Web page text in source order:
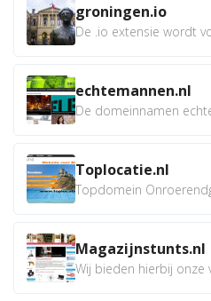
groningen.io
echtemannen.nl
Toplocatie.nl
Magazijnstunts.nl